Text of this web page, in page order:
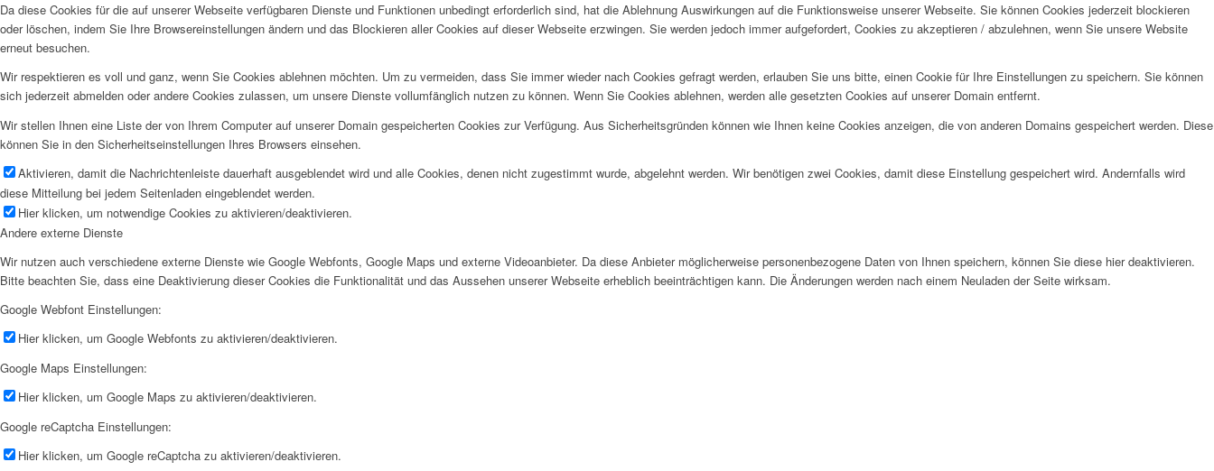
Da diese Cookies für die auf unserer Webseite verfügbaren Dienste und Funktionen unbedingt erforderlich sind, hat die Ablehnung Auswirkungen auf die Funktionsweise unserer Webseite. Sie können Cookies jederzeit blockieren
oder löschen, indem Sie Ihre Browsereinstellungen ändern und das Blockieren aller Cookies auf dieser Webseite erzwingen. Sie werden jedoch immer aufgefordert, Cookies zu akzeptieren / abzulehnen, wenn Sie unsere Website
erneut besuchen.
Wir respektieren es voll und ganz, wenn Sie Cookies ablehnen möchten. Um zu vermeiden, dass Sie immer wieder nach Cookies gefragt werden, erlauben Sie uns bitte, einen Cookie für Ihre Einstellungen zu speichern. Sie können
sich jederzeit abmelden oder andere Cookies zulassen, um unsere Dienste vollumfänglich nutzen zu können. Wenn Sie Cookies ablehnen, werden alle gesetzten Cookies auf unserer Domain entfernt.
Wir stellen Ihnen eine Liste der von Ihrem Computer auf unserer Domain gespeicherten Cookies zur Verfügung. Aus Sicherheitsgründen können wie Ihnen keine Cookies anzeigen, die von anderen Domains gespeichert werden. Diese
können Sie in den Sicherheitseinstellungen Ihres Browsers einsehen.
Aktivieren, damit die Nachrichtenleiste dauerhaft ausgeblendet wird und alle Cookies, denen nicht zugestimmt wurde, abgelehnt werden. Wir benötigen zwei Cookies, damit diese Einstellung gespeichert wird. Andernfalls wird
diese Mitteilung bei jedem Seitenladen eingeblendet werden.
Hier klicken, um notwendige Cookies zu aktivieren/deaktivieren.
Andere externe Dienste
Wir nutzen auch verschiedene externe Dienste wie Google Webfonts, Google Maps und externe Videoanbieter. Da diese Anbieter möglicherweise personenbezogene Daten von Ihnen speichern, können Sie diese hier deaktivieren.
Bitte beachten Sie, dass eine Deaktivierung dieser Cookies die Funktionalität und das Aussehen unserer Webseite erheblich beeinträchtigen kann. Die Änderungen werden nach einem Neuladen der Seite wirksam.
Google Webfont Einstellungen:
Hier klicken, um Google Webfonts zu aktivieren/deaktivieren.
Google Maps Einstellungen:
Hier klicken, um Google Maps zu aktivieren/deaktivieren.
Google reCaptcha Einstellungen:
Hier klicken, um Google reCaptcha zu aktivieren/deaktivieren.